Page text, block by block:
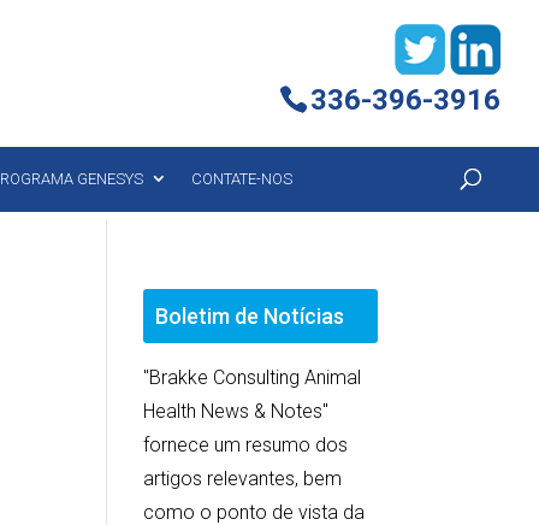
336-396-3916
GENESYS CONTATE-NOS
Boletim de Notícias
"Brakke Consulting Animal
Health News & Notes"
fornece um resumo dos
artigos relevantes, bem
como o ponto de vista da